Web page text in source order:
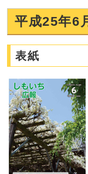
平成25年6
表紙